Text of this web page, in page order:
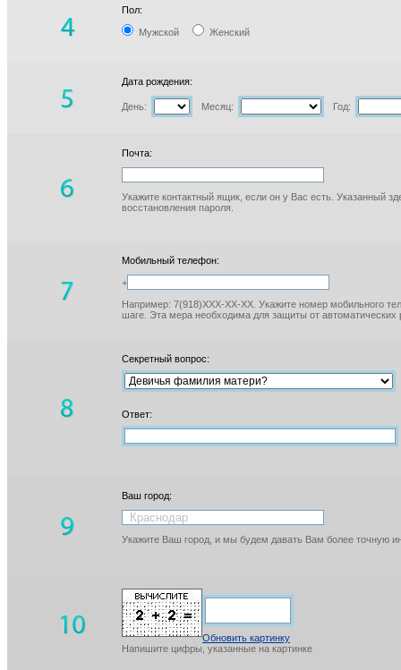
Пол:
Мужской Женский
Дата рождения:
День: Месяц: Год:
Почта:
Укажите контактный ящик, если он у Вас есть. Указанный
восстановления пароля.
Мобильный телефон:
+
Например: 7(918)XXX-XX-XX. Укажите номер мобильного
шаге. Эта мера необходима для защиты от автоматических
Секретный вопрос:
Ответ:
Ваш город:
Укажите Ваш город, и мы будем давать Вам более точную
Обновить картинку
Напишите цифры, указанные на картинке